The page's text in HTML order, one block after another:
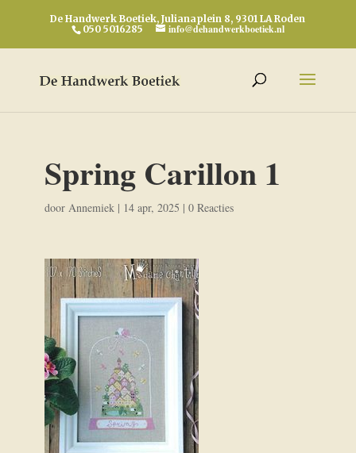
De Handwerk Boetiek, Julianaplein 8, 9301 LA Roden
050 5016285
info@dehandwerkboetiek.nl
Spring Carillon 1
door Annemiek| 14 apr, 2025 | 0 Reacties